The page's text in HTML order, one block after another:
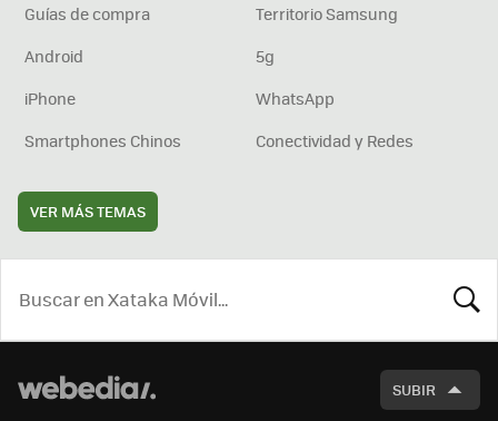
Guías de compra
Territorio Samsung
Android
5g
iPhone
WhatsApp
Smartphones Chinos
Conectividad y Redes
VER MÁS TEMAS
SUBIR